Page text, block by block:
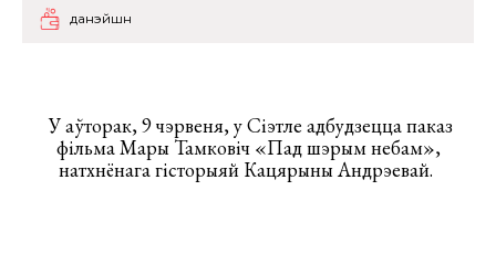
данэйшн
У аўторак, 9 чэрвеня, у Сіэтле адбудзецца паказ
фільма Мары Тамковіч «Пад шэрым небам»,
натхнёнага гісторыяй Кацярыны Андрэевай.